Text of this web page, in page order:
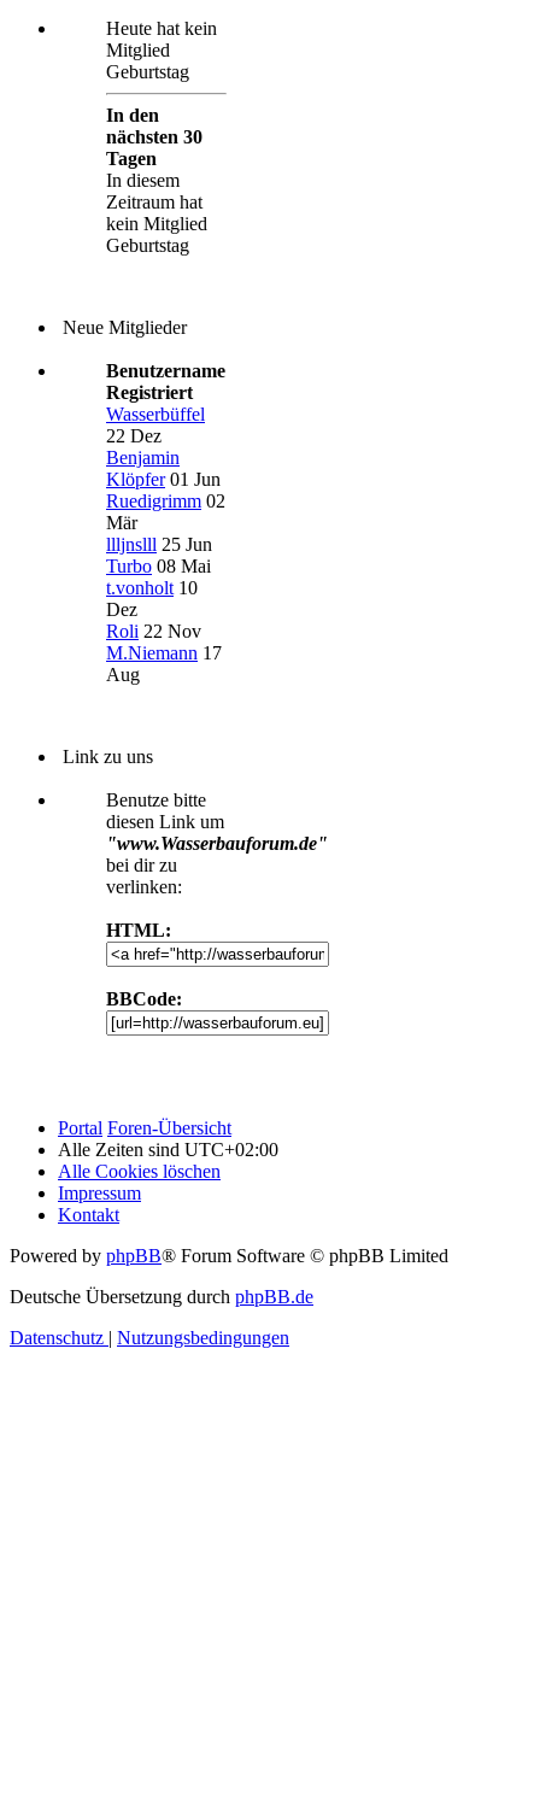
Heute hat kein
Mitglied
Geburtstag
In den
nächsten 30
Tagen
In diesem
Zeitraum hat
kein Mitglied
Geburtstag
Neue Mitglieder
Benutzername
Registriert
Wasserbüffel
22 Dez
Benjamin
Klöpfer 01 Jun
Ruedigrimm 02
Mär
llljnslll 25 Jun
Turbo 08 Mai
t.vonholt 10
Dez
Roli 22 Nov
M.Niemann 17
Aug
Link zu uns
Benutze bitte
diesen Link um
"www.Wasserbauforum.de"
bei dir zu
verlinken:
HTML:
BBCode:
Portal Foren-Übersicht
Alle Zeiten sind UTC+02:00
Alle Cookies löschen
Impressum
Kontakt
Powered by phpBB® Forum Software © phpBB Limited
Deutsche Übersetzung durch phpBB.de
Datenschutz | Nutzungsbedingungen